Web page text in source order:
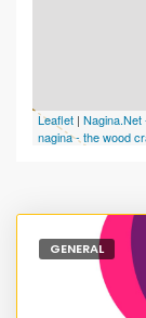
GENERAL
Leaflet |
nagina - the wood